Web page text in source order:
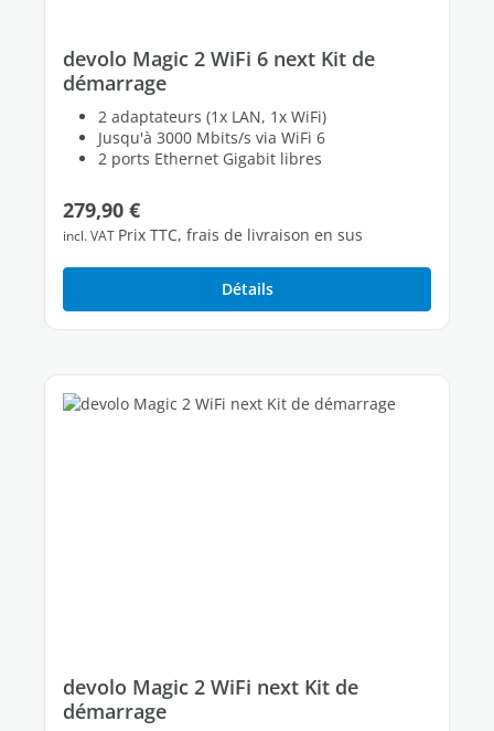
devolo Magic 2 WiFi 6 next Kit de
démarrage
2 adaptateurs (1x LAN, 1x WiFi)
Jusqu'à 3000 Mbits/s via WiFi 6
2 ports Ethernet Gigabit libres
Prix régulier :
279,90 €
incl. VAT Prix TTC, frais de livraison en sus
Détails
devolo Magic 2 WiFi next Kit de
démarrage